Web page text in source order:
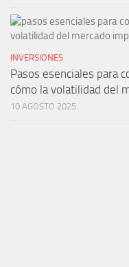
INVERSIONES
Pasos esenciales para
cómo la volatilidad del
10 AGOSTO 2025